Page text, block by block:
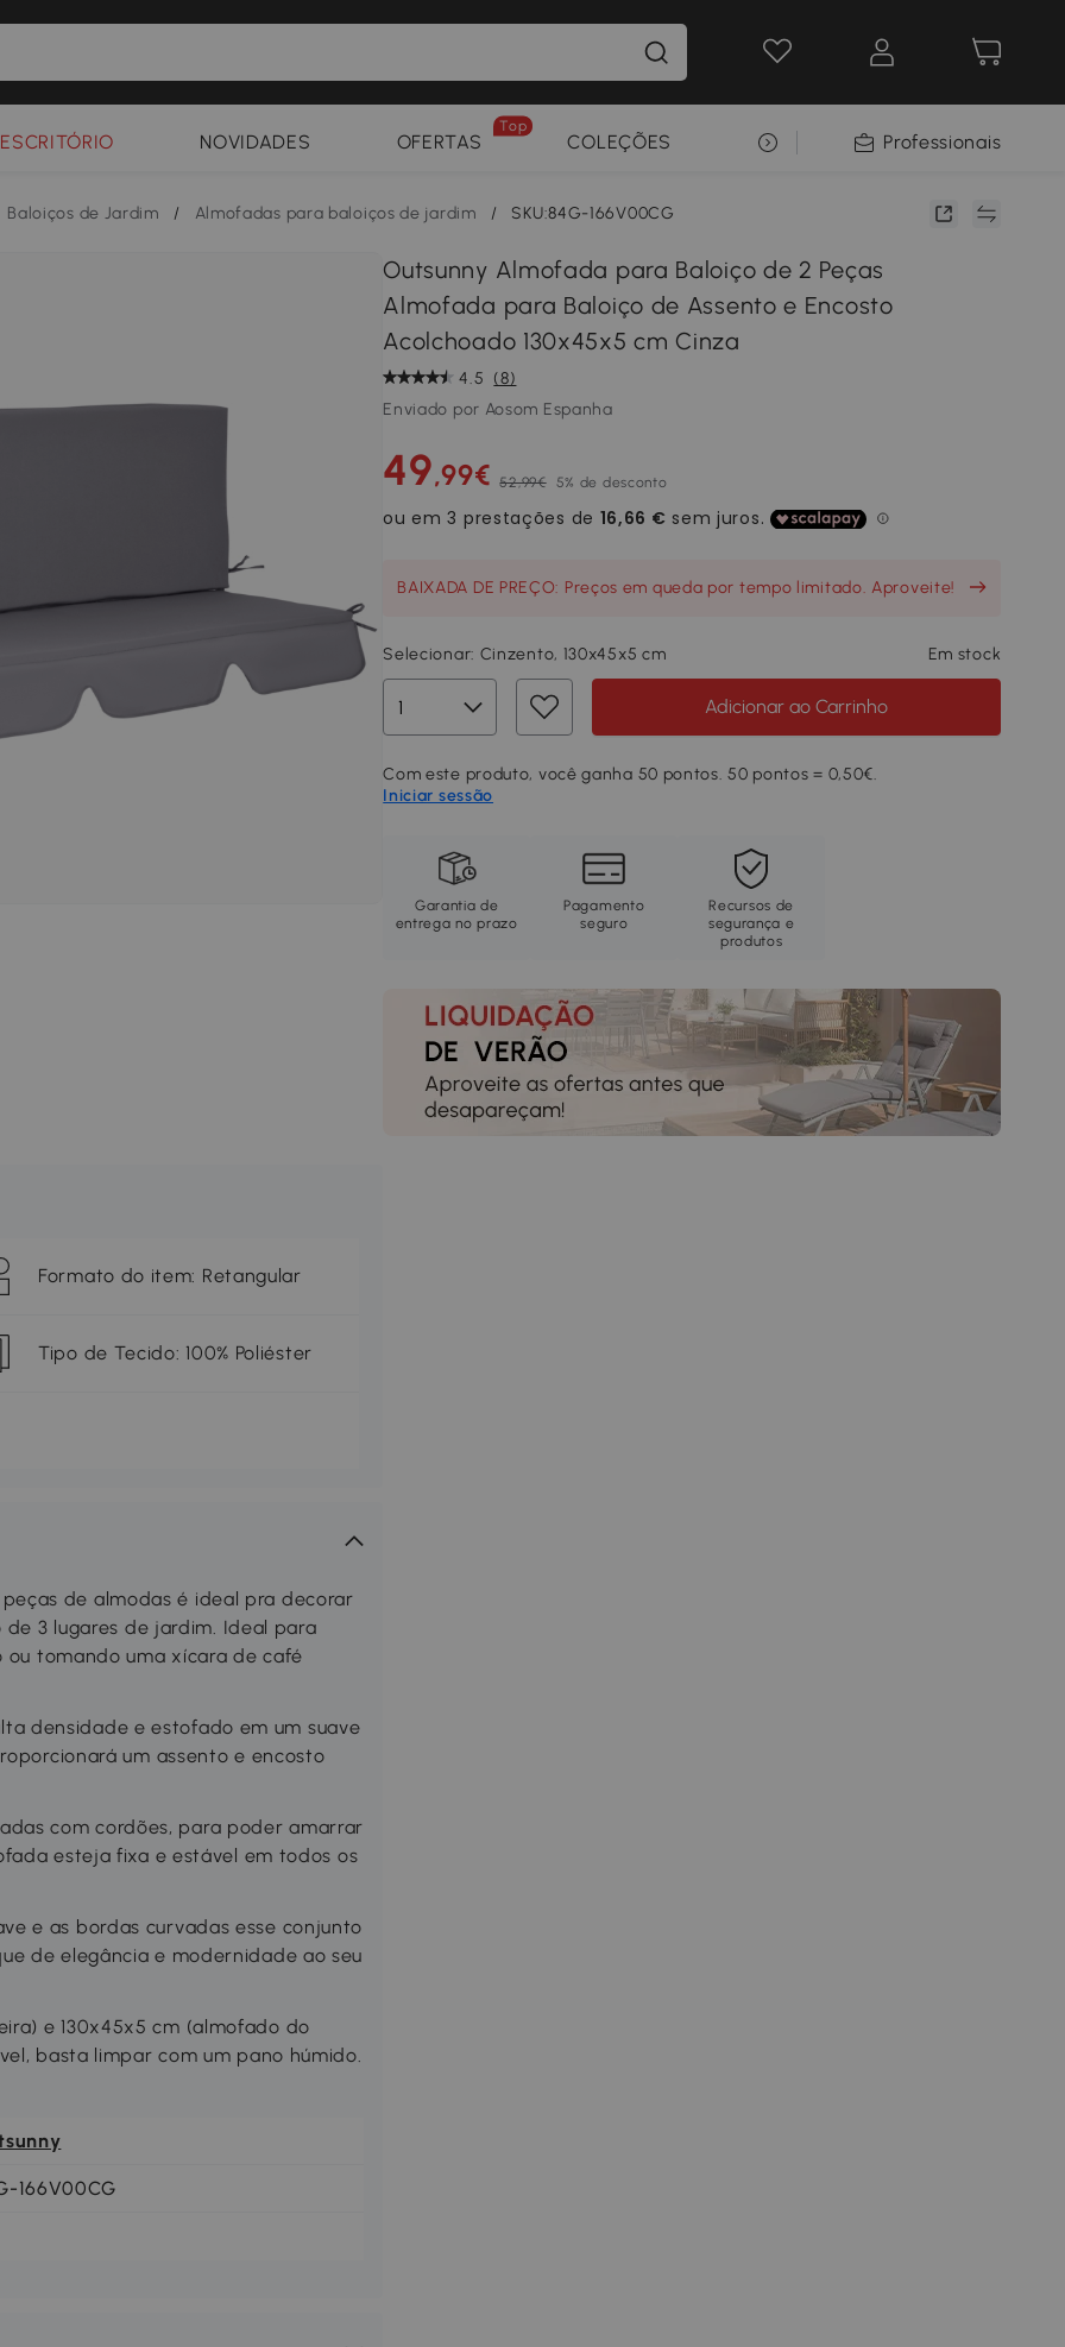
NOVIDADES OFERTAS
Top
COLEÇÕES SELEÇÃO PREMIUMProfessionais
Baloiços de Jardim / Almofadas para baloiços de jardim / SKU:84G-166V00CG
Outsunny Almofada para Baloiço de 2 Peças
Almofada para Baloiço de Assento e Encosto
Acolchoado 130x45x5 cm Cinza
4.5 (8)
Enviado por Aosom Espanha
49,99€ 52,99€ 5% de desconto
BAIXADA DE PREÇO: Preços em queda por tempo limitado. Aproveite!
Selecionar: Cinzento, 130x45x5 cm Em stock
Adicionar ao Carrinho
Com este produto, você ganha 50 pontos. 50 pontos = 0,50€.
Iniciar sessão
Garantia de
entrega no prazo
Pagamento
seguro
Recursos de
segurança e
produtos
Formato do item: Retangular
Tipo de Tecido: 100% Poliéster
peças de almodas é ideal pra decorar
3 lugares de jardim. Ideal para
tomando uma xícara de café
densidade e estofado em um suave
um assento e encosto
com cordões, para poder amarrar
esteja fixa e estável em todos os
e as bordas curvadas esse conjunto
de elegância e modernidade ao seu
e 130x45x5 cm (almofado do
basta limpar com um pano húmido.
166V00CG